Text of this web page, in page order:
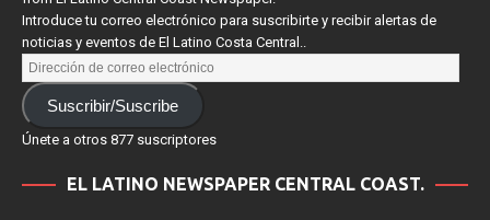
from El Latino Central Coast Newspaper.
Introduce tu correo electrónico para suscribirte y recibir alertas de
noticias y eventos de El Latino Costa Central..